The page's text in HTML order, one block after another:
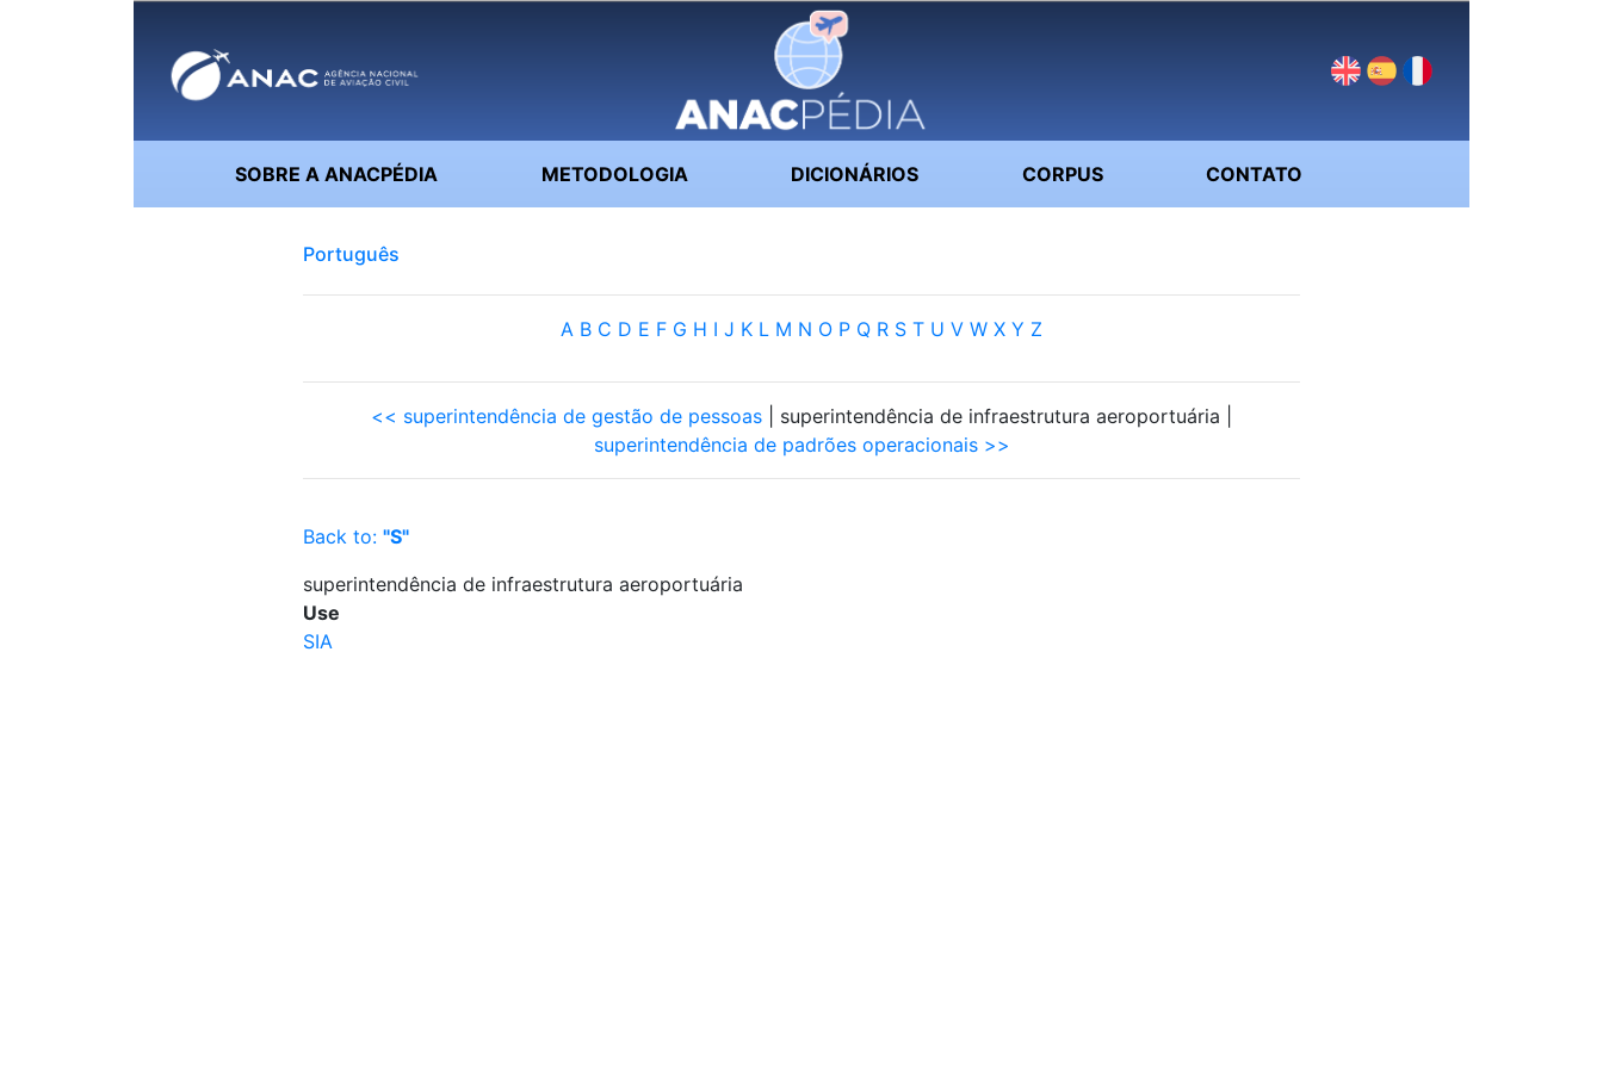
SOBRE A ANACPÉDIA METODOLOGIA DICIONÁRIOS CORPUS CONTATO
Português
A B C D E F G H I J K L M N O P Q R S T U V W X Y Z
<< superintendência de gestão de pessoas | superintendência de infraestrutura aeroportuária |
superintendência de padrões operacionais >>
Back to: "S"
superintendência de infraestrutura aeroportuária
Use
SIA